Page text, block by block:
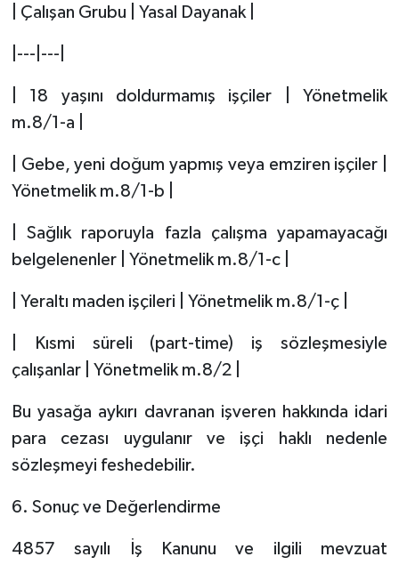
| Çalışan Grubu | Yasal Dayanak |
|---|---|
| 18 yaşını doldurmamış işçiler | Yönetmelik
m.8/1-a |
| Gebe, yeni doğum yapmış veya emziren işçiler |
Yönetmelik m.8/1-b |
| Sağlık raporuyla fazla çalışma yapamayacağı
belgelenenler | Yönetmelik m.8/1-c |
| Yeraltı maden işçileri | Yönetmelik m.8/1-ç |
| Kısmi süreli (part-time) iş sözleşmesiyle
çalışanlar | Yönetmelik m.8/2 |
Bu yasağa aykırı davranan işveren hakkında idari
para cezası uygulanır ve işçi haklı nedenle
sözleşmeyi feshedebilir.
6. Sonuç ve Değerlendirme
4857 sayılı İş Kanunu ve ilgili mevzuat